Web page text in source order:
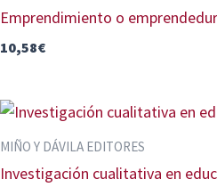
Emprendimiento o
10,58€
MIÑO Y DÁVILA EDITORES
Investigación cualitativa en